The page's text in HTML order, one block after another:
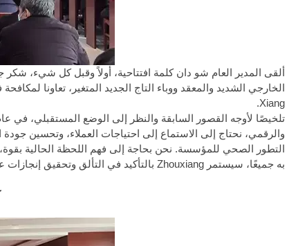
Xiang.
والرقمي، نحتاج إلى الاستماع إلى احتياجات العملاء، وتحسين جودة
التطور الصحي للمؤسسة. نحن بحاجة إلى فهم اللحظة الحالية
به جميعًا، سيستمر Zhouxiang بالتأكيد في التألق وتحقيق إنجازات عظيمة!